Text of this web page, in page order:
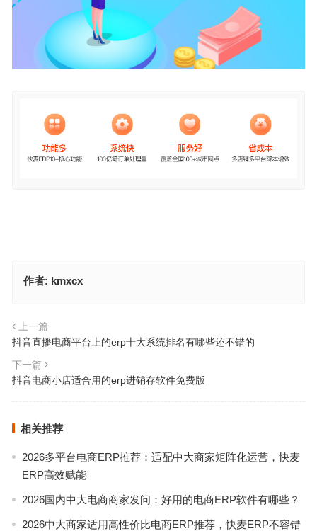
作者: kmxcx
上一篇
抖音直播电商平台上的erp十大系统排名有哪些还不错的
下一篇
抖音电商小店适合用的erp进销存软件免费版
相关推荐
2026多平台电商ERP推荐：适配中大商家矩阵化运营，快麦
ERP高效赋能
2026国内中大电商商家发问：好用的电商ERP软件有哪些？
2026中大商家适用高性价比电商ERP推荐，快麦ERP不容错